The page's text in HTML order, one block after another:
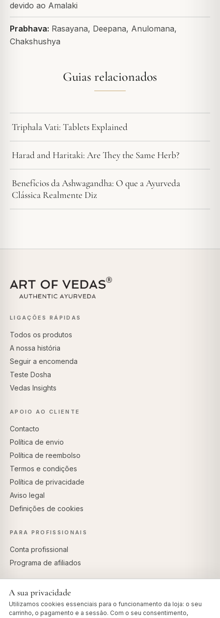
devido ao Amalaki
Prabhava: Rasayana, Deepana, Anulomana,
Chakshushya
Guias relacionados
Triphala Vati: Tablets Explained
Harad and Haritaki: Are They the Same Herb?
Benefícios da Ashwagandha: O que a Ayurveda
Clássica Realmente Diz
LIGAÇÕES RÁPIDAS
Todos os produtos
A nossa história
Seguir a encomenda
Teste Dosha
Vedas Insights
APOIO AO CLIENTE
Contacto
Política de envio
Política de reembolso
Termos e condições
Política de privacidade
Aviso legal
Definições de cookies
PARA PROFISSIONAIS
Conta profissional
Programa de afiliados
PAGAMENTOS SEGUROS
A sua privacidade
Utilizamos cookies essenciais para o funcionamento da loja: o seu
carrinho, o pagamento e a sessão. Com o seu consentimento,